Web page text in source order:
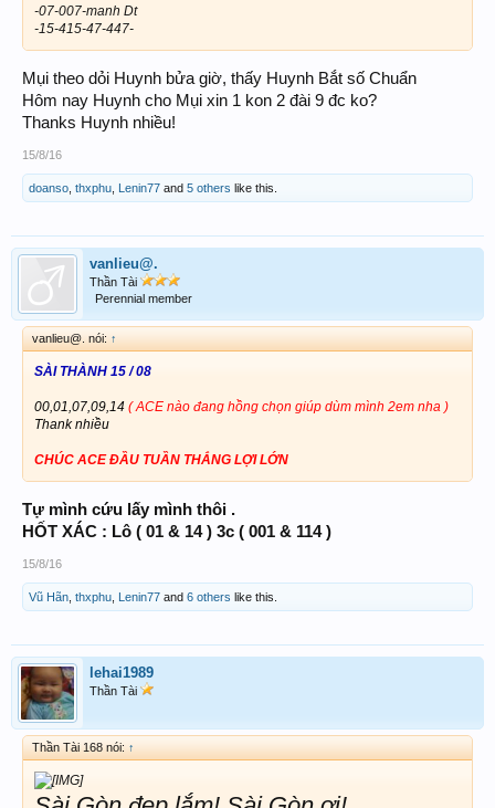
-07-007-manh Dt
-15-415-47-447-
Mụi theo dỏi Huynh bửa giờ, thấy Huynh Bắt số Chuẩn
Hôm nay Huynh cho Mụi xin 1 kon 2 đài 9 đc ko?
Thanks Huynh nhiều!
15/8/16
doanso thxphu Lenin77 and 5 others like this.
vanlieu@.
Thần Tài
Perennial member
vanlieu@. nói: ↑
SÀI THÀNH 15 / 08
00,01,07,09,14 ( ACE nào đang hồng chọn giúp dùm mình 2em nha )
Thank nhiều
CHÚC ACE ĐẦU TUẦN THẮNG LỢI LỚN
Tự mình cứu lấy mình thôi .
HỐT XÁC : Lô ( 01 & 14 ) 3c ( 001 & 114 )
15/8/16
Vũ Hãn thxphu Lenin77 and 6 others like this.
lehai1989
Thần Tài
Thần Tài 168 nói: ↑